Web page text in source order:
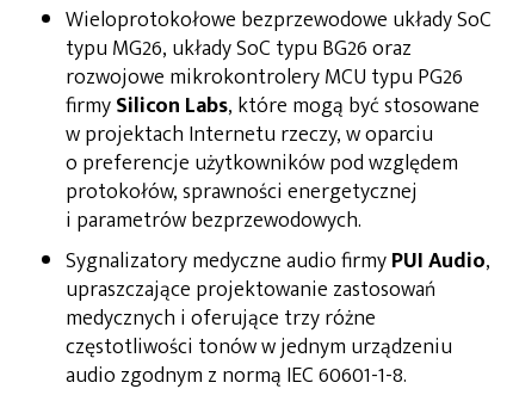
Wieloprotokołowe bezprzewodowe układy SoC
typu MG26, układy SoC typu BG26 oraz
rozwojowe mikrokontrolery MCU typu PG26
firmySilicon Labs, które mogą być stosowane
w projektach Internetu rzeczy, w oparciu
o preferencje użytkowników pod względem
protokołów, sprawności energetycznej
i parametrów bezprzewodowych.
Sygnalizatory medyczne audio firmyPUI Audio,
upraszczające projektowanie zastosowań
medycznych i oferujące trzy różne
częstotliwości tonów w jednym urządzeniu
audio zgodnym z normą IEC 60601-1-8.